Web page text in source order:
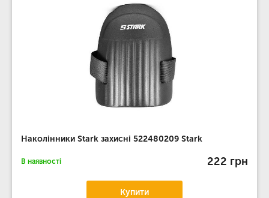
Наколінники Stark захисні 522480209 Stark
В наявності 222 грн
Купити